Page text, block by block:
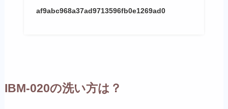
af9abc968a37ad9713596fb0e1269ad0
IBM-020の洗い方は？